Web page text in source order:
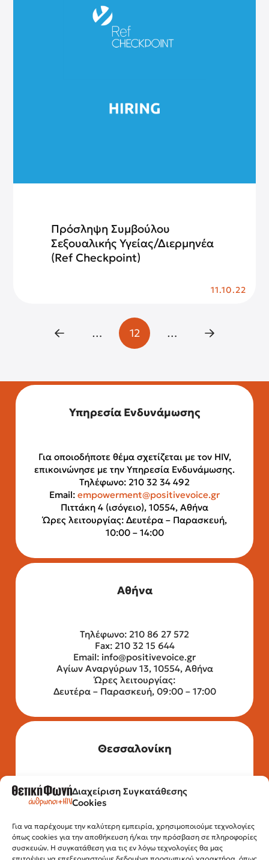
Διαχείριση Συγκατάθεσης
Cookies
Για να παρέχουμε την καλύτερη εμπειρία, χρησιμοποιούμε τεχνολογίες
όπως cookies για την αποθήκευση ή/και την πρόσβαση σε πληροφορίες
συσκευών. Η συγκατάθεση για τις εν λόγω τεχνολογίες θα μας
Πρόσληψη Συμβούλου
Σεξουαλικής Υγείας/Διερμηνέα
(Ref Checkpoint)
11.10.22
Prev … 12 … Next
Υπηρεσία Ενδυνάμωσης
Για οποιοδήποτε θέμα σχετίζεται με τον HIV,
επικοινώνησε με την Υπηρεσία Ενδυνάμωσης.
Τηλέφωνο: 210 32 34 492
Email: empowerment@positivevoice.gr
Πιττάκη 4 (ισόγειο), 10554, Αθήνα
Ώρες λειτουργίας: Δευτέρα – Παρασκευή,
10:00 – 14:00
Αθήνα
Τηλέφωνο: 210 86 27 572
Fax: 210 32 15 644
Email: info@positivevoice.gr
Αγίων Αναργύρων 13, 10554, Αθήνα
Ώρες λειτουργίας:
Δευτέρα – Παρασκευή, 09:00 – 17:00
Θεσσαλονίκη
Τηλέφωνο: 2315 525 020
Fax: 210 32 15 644
Εγνατίας 112, 3ος όροφος, 54622,
Θεσσαλονίκη
Ώρες λειτουργίας: